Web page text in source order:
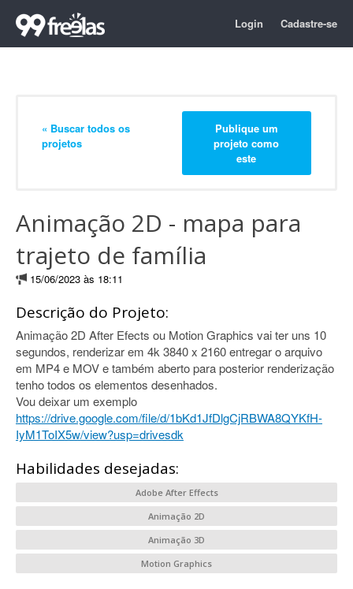
Login Cadastre-se
« Buscar todos os
projetos
Publique um
projeto como
este
Animação 2D - mapa para
trajeto de família
15/06/2023 às 18:11
Descrição do Projeto:
Animação 2D After Efects ou Motion Graphics vai ter uns 10
segundos, renderizar em 4k 3840 x 2160 entregar o arquivo
em MP4 e MOV e também aberto para posterior renderização
tenho todos os elementos desenhados.
Vou deixar um exemplo
https://drive.google.com/file/d/1bKd1JfDlgCjRBWA8QYKfH-
IyM1ToIX5w/view?usp=drivesdk
Habilidades desejadas:
Adobe After Effects
Animação 2D
Animação 3D
Motion Graphics